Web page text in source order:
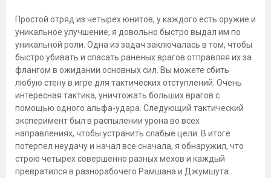
Простой отряд из четырех юнитов, у каждого есть оружие и
уникальное улучшение, я довольно быстро выдал им по
уникальной роли. Одна из задач заключалась в том, чтобы
быстро убивать и спасать раненых врагов отправляя их за
флангом в ожидании основных сил. Вы можете сбить
любую стену в игре для тактических отступлений. Очень
интересная тактика, уничтожать больших врагов с
помощью одного альфа-удара. Следующий тактический
эксперимент был в распылении урона во всех
направлениях, чтобы устранить слабые цели. В итоге
потерпел неудачу и начал все сначала, я обнаружил, что
строю четырех совершенно разных мехов и каждый
превратился в разнорабочего Рамшана и Джумшута.